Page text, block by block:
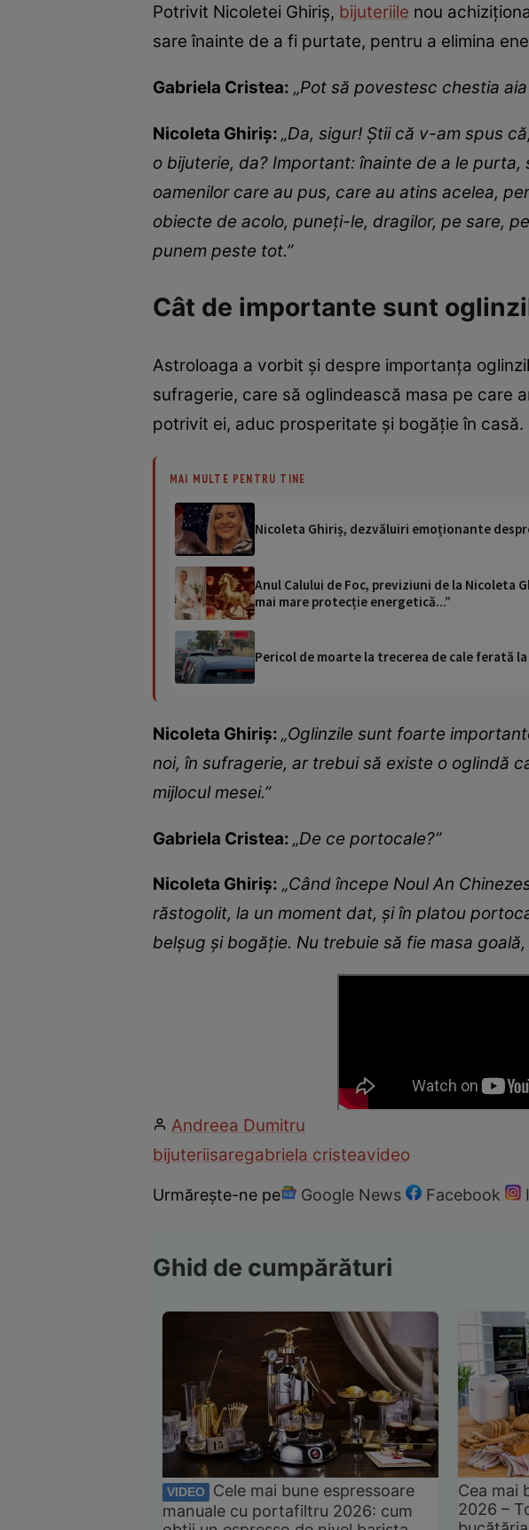
Potrivit Nicoletei Ghiriș, bijuteriile nou
sare înainte de a fi purtate, pentru a elimina
Gabriela Cristea: „Pot să povestesc chestia
Nicoleta Ghiriș: „Da, sigur! Știi că v-am spus
o bijuterie, da? Important: înainte de a le
oamenilor care au pus, care au atins acelea,
obiecte de acolo, puneți-le, dragilor, pe sare,
punem peste tot.”
Cât de importante sunt
Astroloaga a vorbit și despre importanța
sufragerie, care să oglindească masa pe care
potrivit ei, aduc prosperitate și bogăție în casă.
MAI MULTE PENTRU TINE
Nicoleta Ghiriș, dezvăluiri emoționante
Anul Calului de Foc, previziuni de la Nicoleta
mai mare protecție energetică...”
Pericol de moarte la trecerea de cale ferată
Nicoleta Ghiriș: „Oglinzile sunt foarte
noi, în sufragerie, ar trebui să existe o oglindă
mijlocul mesei.”
Gabriela Cristea: „De ce portocale?”
Nicoleta Ghiriș: „Când începe Noul An
răstogolit, la un moment dat, și în platou
belșug și bogăție. Nu trebuie să fie masa
Andreea Dumitru
bijuteriisaregabriela cristeavideo
Urmărește-ne pe Google News Facebook
Ghid de cumpărături
VIDEO
Cele mai bune espressoare
manuale cu portafiltru 2026: cum
Cea mai
2026 –